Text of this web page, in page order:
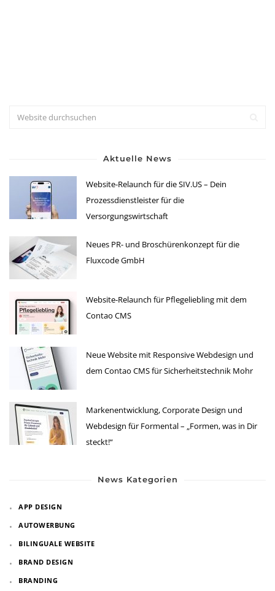
Aktuelle News
Website-Relaunch für die SIV.US – Dein
Prozessdienstleister für die
Versorgungswirtschaft
Neues PR- und Broschürenkonzept für die
Fluxcode GmbH
Website-Relaunch für Pflegeliebling mit dem
Contao CMS
Neue Website mit Responsive Webdesign und
dem Contao CMS für Sicherheitstechnik Mohr
Markenentwicklung, Corporate Design und
Webdesign für Formental – „Formen, was in Dir
steckt!“
News Kategorien
APP DESIGN
AUTOWERBUNG
BILINGUALE WEBSITE
BRAND DESIGN
BRANDING